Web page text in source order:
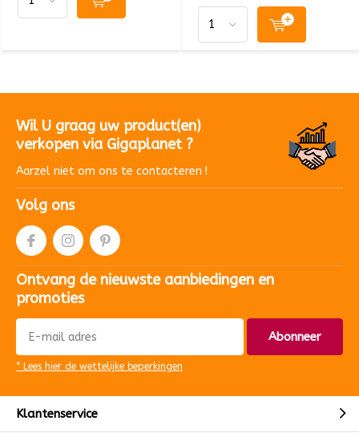
Wil U graag uw product(en)
verkopen via Gigaplanet ?
Aarzel niet om ons te contacteren !
Volg ons
Ontvang de nieuwste aanbiedingen en
promoties
Abonneer
* Lees hier de wettelijke beperkingen
Klantenservice